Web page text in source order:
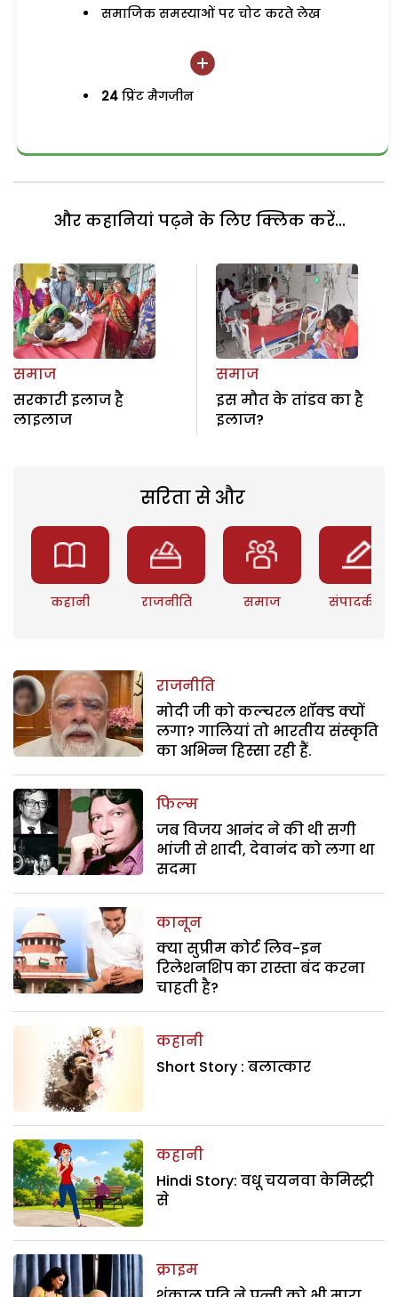
समाजिक समस्याओं पर चोट करते लेख
24 प्रिंट मैगजीन
और कहानियां पढ़ने के लिए क्लिक करें...
समाज
सरकारी इलाज है
लाइलाज
समाज
इस मौत के तांडव का है
इलाज?
सरिता से और
कहानी राजनीति समाज संपादकीय
राजनीति
मोदी जी को कल्चरल शॉक्ड क्यों
लगा? गालियां तो भारतीय संस्कृति
का अभिन्न हिस्सा रही हैं.
फिल्म
जब विजय आनंद ने की थी सगी
भांजी से शादी, देवानंद को लगा था
सदमा
कानून
क्या सुप्रीम कोर्ट लिव-इन
रिलेशनशिप का रास्ता बंद करना
चाहती है?
कहानी
Short Story : बलात्कार
कहानी
Hindi Story: वधू चयनवा केमिस्ट्री
से
क्राइम